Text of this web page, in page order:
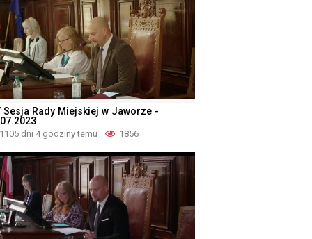
Sesja Rady Miejskiej w Jaworze -
1105 dni 4 godziny temu 1856